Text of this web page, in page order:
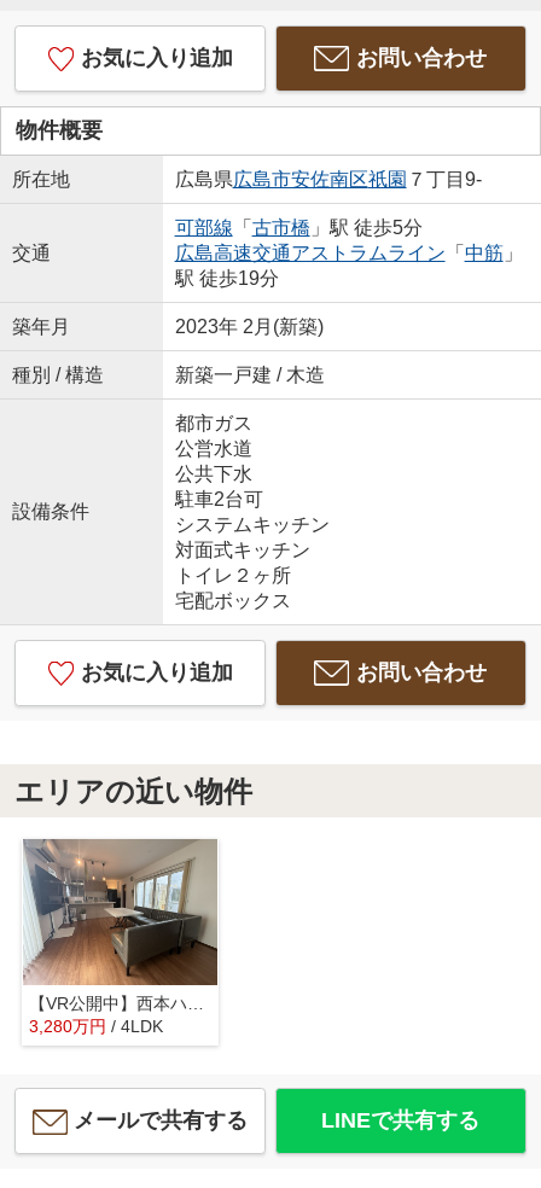
お気に入り追加 お問い合わせ
物件概要
所在地 広島県広島市安佐南区祇園 ７丁目9-
交通
可部線 「 古市橋 」駅 徒歩5分
広島高速交通アストラムライン 「 中筋」
駅 徒歩19分
築年月 2023年 2月(新築)
種別 / 構造 新築一戸建 / 木造
設備条件
都市ガス
公営水道
公共下水
駐車2台可
システムキッチン
対面式キッチン
トイレ２ヶ所
宅配ボックス
お気に入り追加 お問い合わせ
エリアの近い物件
3,280万円 / 4LDK
メールで共有する LINEで共有する